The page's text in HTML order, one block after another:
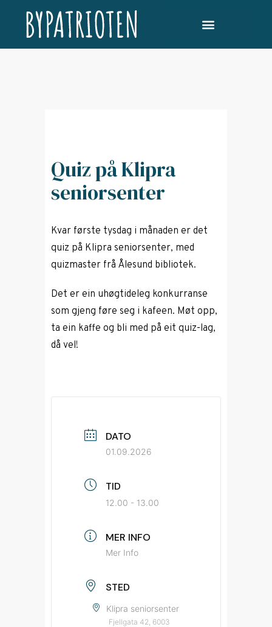
Quiz på Klipra
seniorsenter
Kvar første tysdag i månaden er det
quiz på Klipra seniorsenter, med
quizmaster frå Ålesund bibliotek.
Det er ein uhøgtideleg konkurranse
som gjeng føre seg i kafeen. Møt opp,
ta ein kaffe og bli med på eit quiz-lag,
då vel!
DATO
01.09.2026
TID
12.00 - 13.00
MER INFO
Mer Info
STED
Klipra seniorsenter
Fjellgata 42, 6003